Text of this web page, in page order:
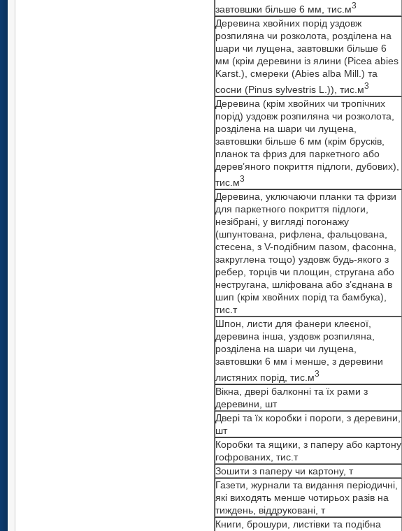
завтовшки більше 6 мм, тис.м3
Деревина хвойних порід уздовж
розпиляна чи розколота, розділена на
шари чи лущена, завтовшки більше 6
мм (крім деревини із ялини (Pіcea abіes
Karst.), смереки (Abіes alba Mіll.) та
сосни (Pіnus sylvestrіs L.)), тис.м3
Деревина (крім хвойних чи тропічних
порід) уздовж розпиляна чи розколота,
розділена на шари чи лущена,
завтовшки більше 6 мм (крім брусків,
планок та фриз для паркетного або
дерев’яного покриття підлоги, дубових),
тис.м3
Деревина, уключаючи планки та фризи
для паркетного покриття підлоги,
незібрані, у вигляді погонажу
(шпунтована, рифлена, фальцована,
стесена, з V-подібним пазом, фасонна,
закруглена тощо) уздовж будь-якого з
ребер, торців чи площин, стругана або
нестругана, шліфована або з’єднана в
шип (крім хвойних порід та бамбука),
тис.т
Шпон, листи для фанери клеєної,
деревина інша, уздовж розпиляна,
розділена на шари чи лущена,
завтовшки 6 мм і менше, з деревини
листяних порід, тис.м3
Вікна, двері балконні та їх рами з
деревини, шт
Двері та їх коробки і пороги, з деревини,
шт
Коробки та ящики, з паперу або картону
гофрованих, тис.т
Зошити з паперу чи картону, т
Газети, журнали та видання періодичні,
які виходять менше чотирьох разів на
тиждень, віддруковані, т
Книги, брошури, листівки та подібна